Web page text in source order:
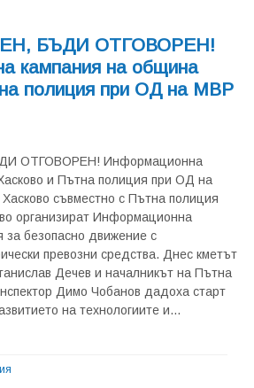
БЪДИ ОТГОВОРЕН!
кампания на община
полиция при ОД на МВР
ОТГОВОРЕН! Информационна
и Пътна полиция при ОД на
съвместно с Пътна полиция
организират Информационна
за безопасно движение с
превозни средства. Днес кметът
Дечев и началникът на Пътна
Димо Чобанов дадоха старт
на технологиите и...